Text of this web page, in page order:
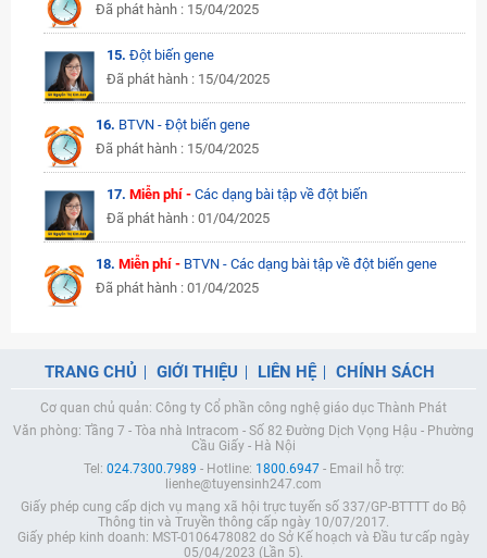
Đã phát hành : 15/04/2025
15. Đột biến gene
Đã phát hành : 15/04/2025
16. BTVN - Đột biến gene
Đã phát hành : 15/04/2025
17. Miễn phí - Các dạng bài tập về đột biến
Đã phát hành : 01/04/2025
18.Miễn phí - BTVN - Các dạng bài tập về đột biến gene
Đã phát hành : 01/04/2025
TRANG CHỦ GIỚI THIỆU LIÊN HỆ CHÍNH SÁCH
Cơ quan chủ quản: Công ty Cổ phần công nghệ giáo dục Thành Phát
Văn phòng: Tầng 7 - Tòa nhà Intracom - Số 82 Đường Dịch Vọng Hậu - Phường
Cầu Giấy - Hà Nội
Tel: 024.7300.7989 - Hotline: 1800.6947- Email hỗ trợ:
lienhe@tuyensinh247.com
Giấy phép cung cấp dịch vụ mạng xã hội trực tuyến số 337/GP-BTTTT do Bộ
Thông tin và Truyền thông cấp ngày 10/07/2017.
Giấy phép kinh doanh: MST-0106478082 do Sở Kế hoạch và Đầu tư cấp ngày
05/04/2023 (Lần 5).